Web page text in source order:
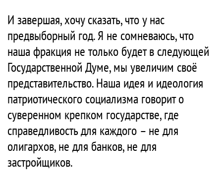
И завершая, хочу сказать, что у нас
предвыборный год. Я не сомневаюсь, что
наша фракция не только будет в следующей
Государственной Думе, мы увеличим своё
представительство. Наша идея и идеология
патриотического социализма говорит о
суверенном крепком государстве, где
справедливость для каждого – не для
олигархов, не для банков, не для
застройщиков.